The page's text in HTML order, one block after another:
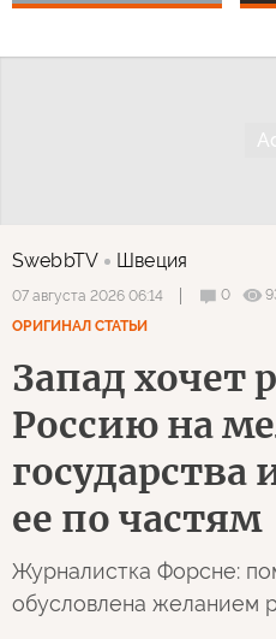
SwebbTV Швеция
07 августа 2026 06:14 0
ОРИГИНАЛ СТАТЬИ
Запад хочет
Россию на
государства
ее по частям
Журналистка Форсне:
обусловлена желанием